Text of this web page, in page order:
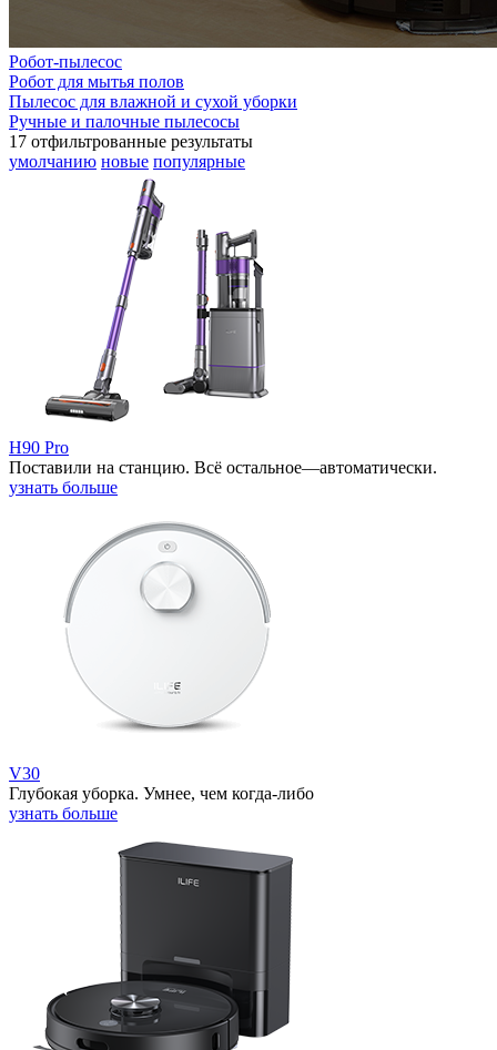
Робот-пылесос
Робот для мытья полов
Пылесос для влажной и сухой уборки
Ручные и палочные пылесосы
17 отфильтрованные результаты
умолчанию новые популярные
H90 Pro
Поставили на станцию. Всё остальное—автоматически.
узнать больше
V30
Глубокая уборка. Умнее, чем когда-либо
узнать больше